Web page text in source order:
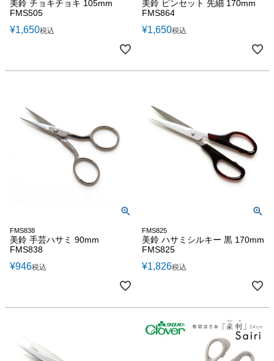
美鈴 チョキチョキ 105mm
FMS505
¥1,650税込
美鈴 ピンセット 先細 170mm
FMS864
¥1,650税込
FMS838
美鈴 手芸ハサミ 90mm
FMS838
¥946税込
FMS825
美鈴 ハサミシルキー 黒 170mm
FMS825
¥1,826税込